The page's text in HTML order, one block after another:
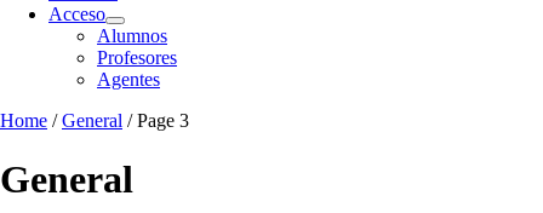
Acceso
Alumnos
Profesores
Agentes
Home /General / Page 3
General